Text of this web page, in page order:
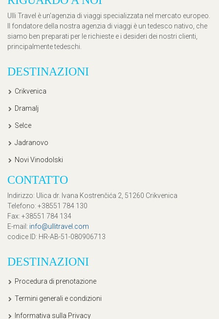
Ulli Travel è un'agenzia di viaggi specializzata nel mercato europeo.
Il fondatore della nostra agenzia di viaggi è un tedesco nativo, che
siamo ben preparati per le richieste e i desideri dei nostri clienti,
principalmente tedeschi.
DESTINAZIONI
Crikvenica
Dramalj
Selce
Jadranovo
Novi Vinodolski
CONTATTO
Indirizzo: Ulica dr. Ivana Kostrenčića 2, 51260 Crikvenica
Telefono: +38551 784 130
Fax: +38551 784 134
E-mail : info@ullitravel.com
codice ID: HR-AB-51-080906713
DESTINAZIONI
Procedura di prenotazione
Termini generali e condizioni
Informativa sulla Privacy